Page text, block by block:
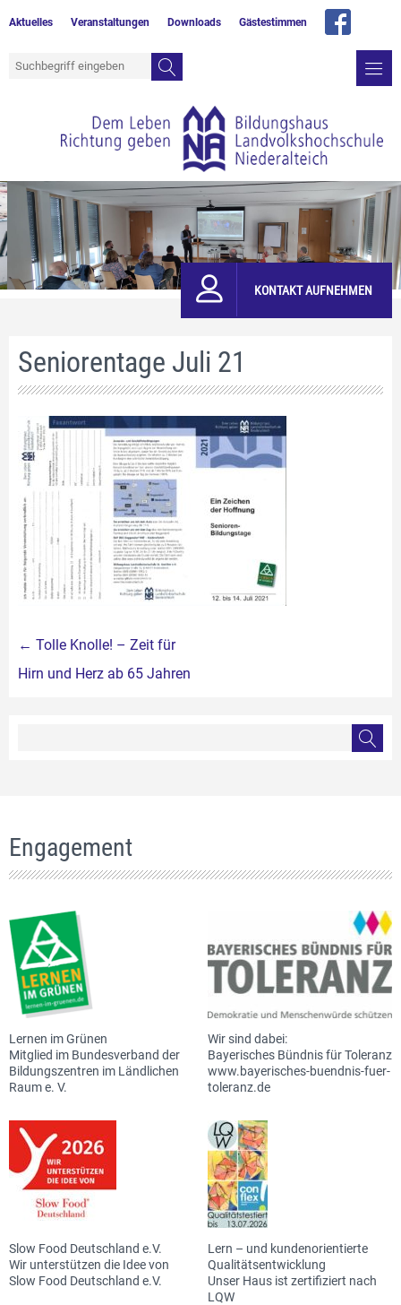
Aktuelles Veranstaltungen Downloads Gästestimmen
KONTAKT AUFNEHMEN
Seniorentage Juli 21
Beitragsnavigation
← Tolle Knolle! – Zeit für
Hirn und Herz ab 65 Jahren
Engagement
Lernen im Grünen
Mitglied im Bundesverband der
Bildungszentren im Ländlichen
Raum e. V.
Wir sind dabei:
Bayerisches Bündnis für Toleranz
www.bayerisches-buendnis-fuer-
toleranz.de
Slow Food Deutschland e.V.
Wir unterstützen die Idee von
Slow Food Deutschland e.V.
Lern – und kundenorientierte
Qualitätsentwicklung
Unser Haus ist zertifiziert nach
LQW